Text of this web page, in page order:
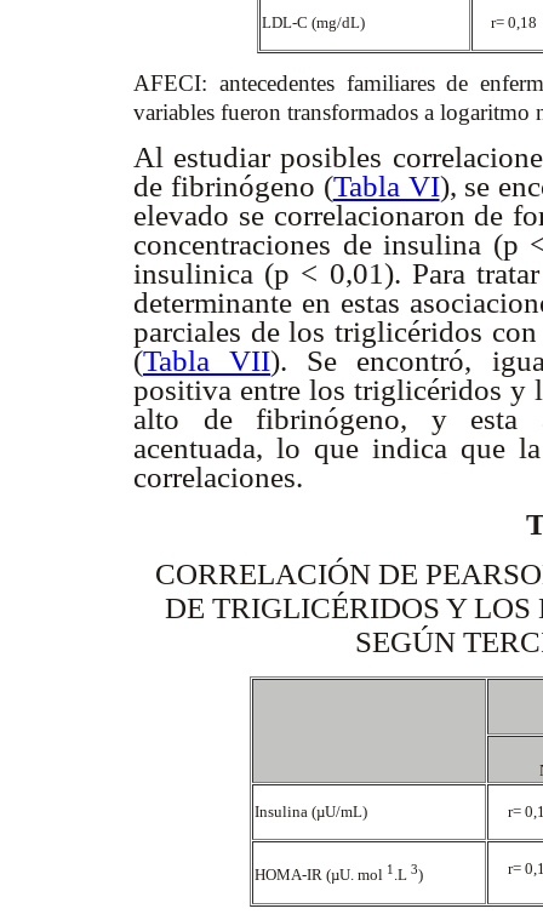
LDL-C (mg/dL) r= 0,18
AFECI: antecedentes familiares de
variables fueron transformados a logaritmo
Al estudiar posibles
de fibrinógeno (Tabla VI), se
elevado se correlacionaron de
concentraciones de insulina (p
insulinica (p < 0,01). Para
determinante en estas
parciales de los triglicéridos con
(Tabla VII). Se encontró,
positiva entre los triglicéridos
alto de fibrinógeno, y esta
acentuada, lo que indica que
correlaciones.
CORRELACIÓN DE
DE TRIGLICÉRIDOS Y
SEGÚN
Insulina (µU/mL) r=
HOMA-IR (µU. mol 1 .L 3) r=